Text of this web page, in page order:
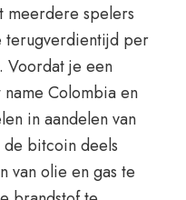
meerdere spelers
terugverdientijd per
Voordat je een
Colombia en
in aandelen van
bitcoin deels
van olie en gas te